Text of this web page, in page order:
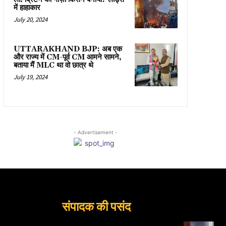
में हाहाकार
July 20, 2024
UTTARAKHAND BJP: अब एक
और राज्य में CM-पूर्व CM आमने सामने,
बताया मैं MLC था वो छात्र थे
July 19, 2024
- Advertisement -
संपादक की पसंद